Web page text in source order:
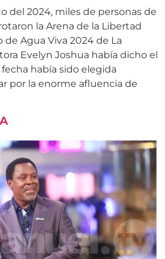
del 2024, miles de personas de
la Arena de la Libertad
de Agua Viva 2024 de La
Evelyn Joshua había dicho el
había sido elegida
por la enorme afluencia de